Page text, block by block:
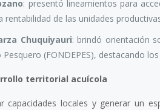
: presentó lineamientos para
de las unidades
Chuquiyauri: brindó orientación
(FONDEPES), destacando
territorial acuícola
capacidades locales y generar un